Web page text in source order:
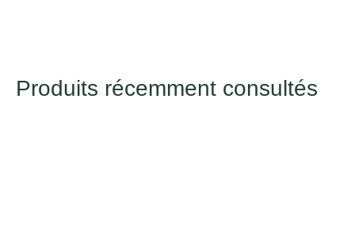
Produits récemment consultés